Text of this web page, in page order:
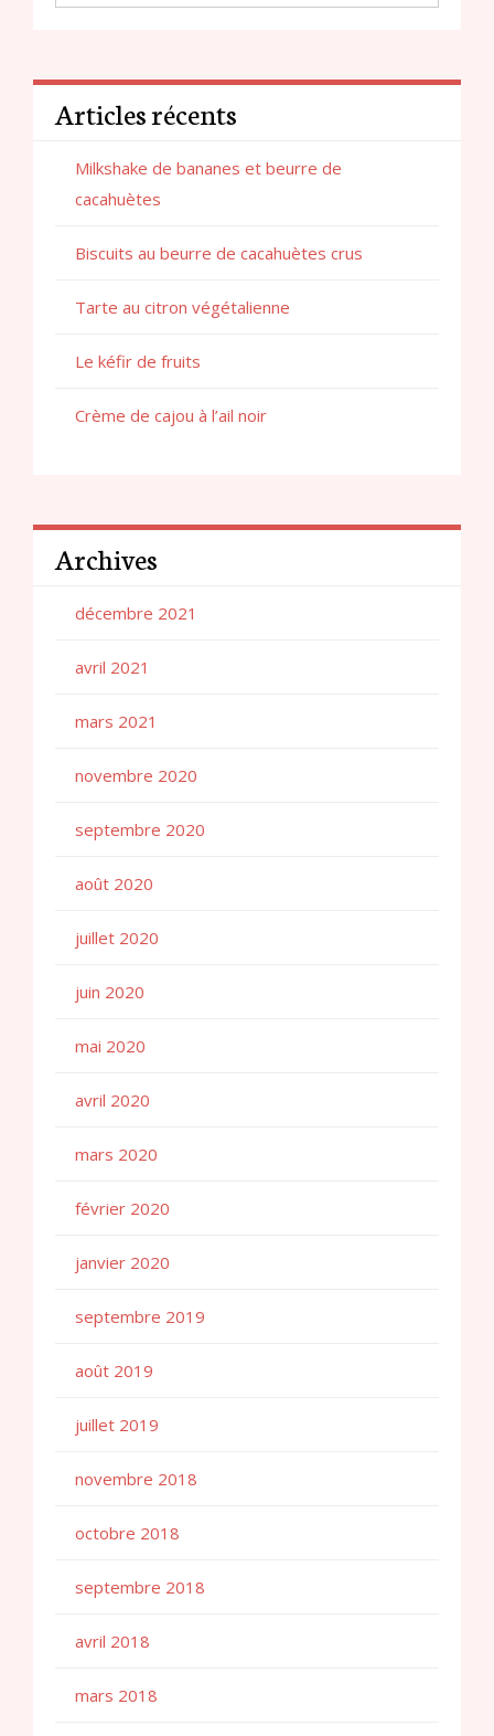
Articles récents
Milkshake de bananes et beurre de
cacahuètes
Biscuits au beurre de cacahuètes crus
Tarte au citron végétalienne
Le kéfir de fruits
Crème de cajou à l’ail noir
Archives
décembre 2021
avril 2021
mars 2021
novembre 2020
septembre 2020
août 2020
juillet 2020
juin 2020
mai 2020
avril 2020
mars 2020
février 2020
janvier 2020
septembre 2019
août 2019
juillet 2019
novembre 2018
octobre 2018
septembre 2018
avril 2018
mars 2018